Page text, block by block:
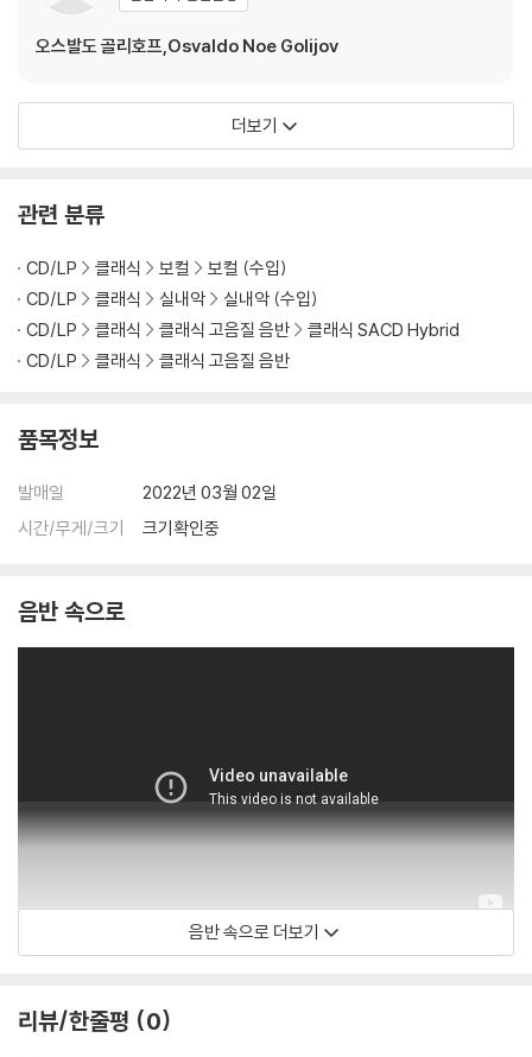
오스발도 골리호프,Osvaldo Noe Golijov
더보기
관련 분류
CD/LP 클래식 보컬
보컬 (수입)
CD/LP
클래식 실내악
실내악 (수입)
CD/LP
클래식 클래식 고음질 음반
클래식 SACD Hybrid
CD/LP
클래식 클래식 고음질 음반
품목정보
발매일
2022년 03월 02일
시간/무게/크기
크기확인중
음반 속으로
음반 속으로 더보기
리뷰/한줄평 0